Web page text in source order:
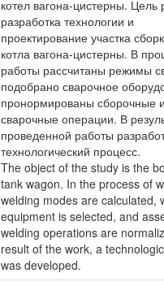
котел вагона-цистерны. Цель
разработка технологии и
проектирование участка
котла вагона-цистерны. В
работы рассчитаны режимы
подобрано сварочное
пронормированы сборочные
сварочные операции. В
проведенной работы
технологический процесс.
The object of the study is the
tank wagon. In the process of
welding modes are calculated,
equipment is selected, and
welding operations are
result of the work, a
was developed.